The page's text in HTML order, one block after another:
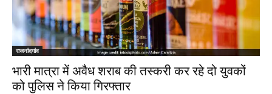
राजनांदगांव
भारी मात्रा में अवैध शराब की तस्करी कर रहे दो युवकों
को पुलिस ने किया गिरफ्तार